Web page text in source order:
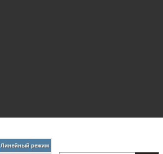
Линейный режим